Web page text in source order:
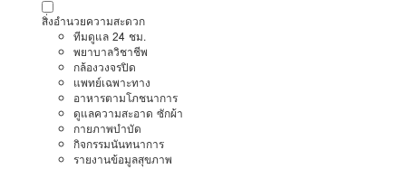
สิ่งอำนวยความสะดวก
ทีมดูแล 24 ชม.
พยาบาลวิชาชีพ
กล้องวงจรปิด
แพทย์เฉพาะทาง
อาหารตามโภชนาการ
ดูแลความสะอาด ซักผ้า
กายภาพบำบัด
กิจกรรมนันทนาการ
รายงานข้อมูลสุขภาพ